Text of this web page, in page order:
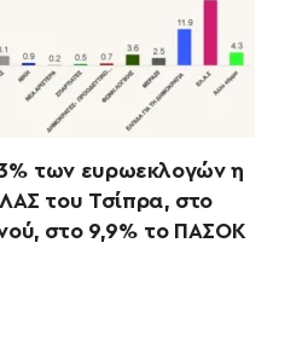
των ευρωεκλογών η
του Τσίπρα, στο
στο 9,9% το ΠΑΣΟΚ